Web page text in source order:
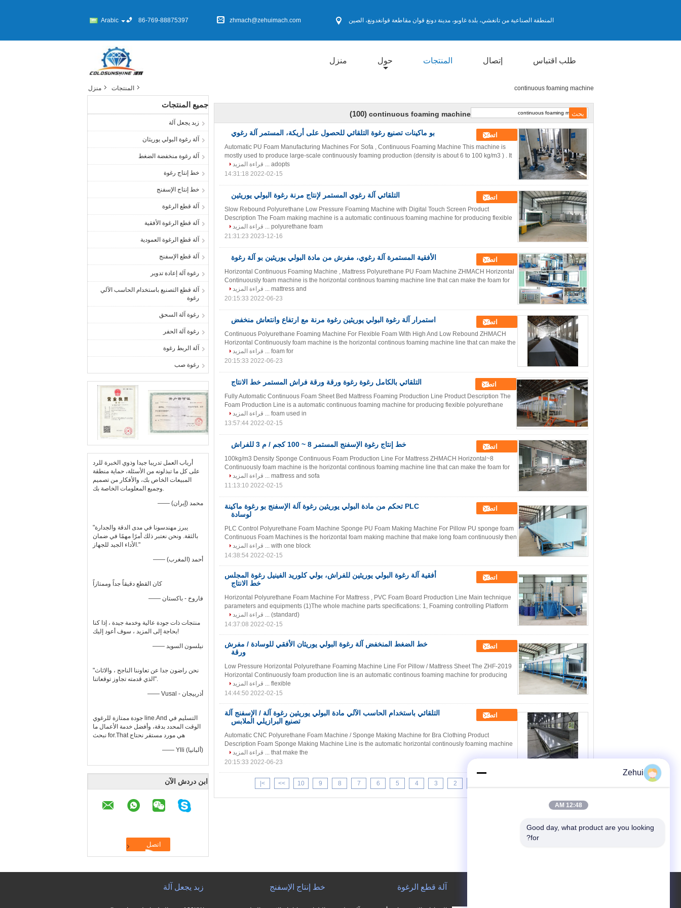
المنطقة الصناعية من تانغشي، بلدة غاوبو، مدينة دونغ قوان مقاطعة قوانغدونغ، الصين zhmach@zehuimach.com
86-769-88875397
Arabic
منزل حول المنتجات إتصال طلب اقتباس
منزل المنتجات continuous foaming machine
جميع المنتجات
زبد يجعل آلة
آلة رغوة البولي يوريثان
آلة رغوة منخفضة الضغط
خط إنتاج رغوة
خط إنتاج الإسفنج
آلة قطع الرغوة
آلة قطع الرغوة الأفقية
آلة قطع الرغوة العمودية
آلة قطع الإسفنج
رغوة آلة إعادة تدوير
آلة قطع التصنيع باستخدام الحاسب الآلي
رغوة
رغوة آلة السحق
رغوة آلة الحفر
آلة الربط رغوة
رغوة صب
أرباب العمل تدريبا جيدا وذوي الخبرة للرد
على كل ما تبذلونه من الأسئلة، حماية منطقة
المبيعات الخاص بك، والأفكار من تصميم
وجميع المعلومات الخاصة بك.
—— محمد (إيران)
"يبرز مهندسونا في مدى الدقة والجدارة
بالثقة. ونحن نعتبر ذلك أمرًا مهمًا في ضمان
الأداء الجيد للجهاز."
—— أحمد (المغرب)
كان القطع دقيقاً جداً وممتازاً
—— فاروخ - باكستان
منتجات ذات جودة عالية وخدمة جيدة ، إذا كنا
بحاجة إلى المزيد ، سوف أعود إليك!
—— نيلسون السويد
"نحن راضون جدا عن تعاوننا الناجح ، والاثاث
الذي قدمته تجاوز توقعاتنا".
—— Vusal - أذربيجان
جودة ممتازة للرغوي line.And التسليم في
الوقت المحدد بدقة، وأفضل خدمة الأعمال ما
نبحث for.That هي مورد مستقر نحتاج
—— Ylli (ألبانيا)
ابن دردش الآن
continuous foaming machine
(100)
بو ماكينات تصنيع رغوة التلقائي للحصول على أريكة، المستمر آلة رغوي اتصل
Automatic PU Foam Manufacturing Machines For Sofa , Continuous Foaming Machine This machine is
mostly used to produce large-scale continuously foaming production (density is about 6 to 100 kg/m3 ) . It
adopts ...
قراءة المزيد
2022-02-15 14:31:18
التلقائي آلة رغوي المستمر لإنتاج مرنة رغوة البولي يوريثين اتصل
Slow Rebound Polyurethane Low Pressure Foaming Machine with Digital Touch Screen Product
Description The Foam making machine is a automatic continuous foaming machine for producing flexible
polyurethane foam ...
قراءة المزيد
2023-12-16 21:31:23
الأفقية المستمرة آلة رغوي، مفرش من مادة البولي يوريثين بو آلة رغوة اتصل
Horizontal Continuous Foaming Machine , Mattress Polyurethane PU Foam Machine ZHMACH Horizontal
Continuously foam machine is the horizontal continous foaming machine line that can make the foam for
mattress and ...
قراءة المزيد
2022-06-23 20:15:33
استمرار آلة رغوة البولي يوريثين رغوة مرنة مع ارتفاع وانتعاش منخفض اتصل
Continuous Polyurethane Foaming Machine For Flexible Foam With High And Low Rebound ZHMACH
Horizontal Continuously foam machine is the horizontal continous foaming machine line that can make the
foam for ...
قراءة المزيد
2022-06-23 20:15:33
التلقائي بالكامل رغوة رغوة ورقة ورقة فراش المستمر خط الانتاج اتصل
Fully Automatic Continuous Foam Sheet Bed Mattress Foaming Production Line Product Description The
Foam Production Line is a automatic continuous foaming machine for producing flexible polyurethane
foam used in ...
قراءة المزيد
2022-02-15 13:57:44
خط إنتاج رغوة الإسفنج المستمر 8 ~ 100 كجم / م 3 للفراش اتصل
8~100kg/m3 Density Sponge Continuous Foam Production Line For Mattress ZHMACH Horizontal
Continuously foam machine is the horizontal continous foaming machine line that can make the foam for
mattress and sofa ...
قراءة المزيد
2022-02-15 11:13:10
PLC تحكم من مادة البولي يوريثين رغوة آلة الإسفنج بو رغوة ماكينة
لوسادة
اتصل
PLC Control Polyurethane Foam Machine Sponge PU Foam Making Machine For Pillow PU sponge foam
Continuous Foam Machines is the horizontal foam making machine that make long foam continuously then
with one block ...
قراءة المزيد
2022-02-15 14:38:54
أفقية آلة رغوة البولي يوريثين للفراش، بولي كلوريد الفينيل رغوة المجلس
خط الانتاج
اتصل
Horizontal Polyurethane Foam Machine For Mattress , PVC Foam Board Production Line Main technique
parameters and equipments (1)The whole machine parts specifications: 1, Foaming controlling Platform
(standard) ...
قراءة المزيد
2022-02-15 14:37:08
خط الضغط المنخفض آلة رغوة البولي يوريثان الأفقي للوسادة / مفرش
ورقة
اتصل
Low Pressure Horizontal Polyurethane Foaming Machine Line For Pillow / Mattress Sheet The ZHF-2019
Horizontal Continuously foam production line is an automatic continous foaming machine for producing
flexible ...
قراءة المزيد
2022-02-15 14:44:50
التلقائي باستخدام الحاسب الآلي مادة البولي يوريثين رغوة آلة / الإسفنج آلة
تصنيع البرازيلي الملابس
اتصل
Automatic CNC Polyurethane Foam Machine / Sponge Making Machine for Bra Clothing Product
Description Foam Sponge Making Machine Line is the automatic horizontal continously foaming machine
that make the ...
قراءة المزيد
2022-06-23 20:15:33
2
3
4
5
6
7
8
9
10
>>
>|
زبد يجعل آلة خط إنتاج الإسفنج آلة قطع الرغوة
Zehui
12:48 AM
Good day, what product are you looking
for?